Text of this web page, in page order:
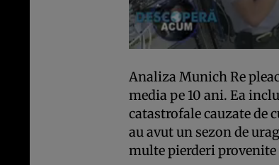
Analiza Munich Re
media pe 10 ani. Ea
catastrofale cauzate de
au avut un sezon de
multe pierderi